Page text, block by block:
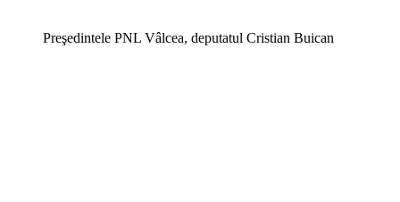
Preşedintele PNL Vâlcea, deputatul Cristian Buican